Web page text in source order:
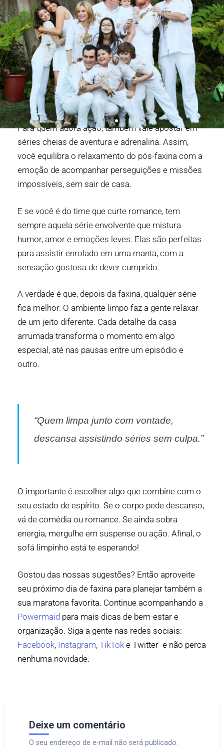
Para quem adora ação, também vale apostar em
séries cheias de aventura e adrenalina. Assim,
você equilibra o relaxamento do pós-faxina com a
emoção de acompanhar perseguições e missões
impossíveis, sem sair de casa.
E se você é do time que curte romance, tem
sempre aquela série envolvente que mistura
humor, amor e emoções leves. Elas são perfeitas
para assistir enrolado em uma manta, com a
sensação gostosa de dever cumprido.
A verdade é que, depois da faxina, qualquer série
fica melhor. O ambiente limpo faz a gente relaxar
de um jeito diferente. Cada detalhe da casa
arrumada transforma o momento em algo
especial, até nas pausas entre um episódio e
outro.
“Quem limpa junto com vontade,
descansa assistindo séries sem culpa.”
O importante é escolher algo que combine com o
seu estado de espírito. Se o corpo pede descanso,
vá de comédia ou romance. Se ainda sobra
energia, mergulhe em suspense ou ação. Afinal, o
sofá limpinho está te esperando!
Gostou das nossas sugestões? Então aproveite
seu próximo dia de faxina para planejar também a
sua maratona favorita. Continue acompanhando a
Powermaid para mais dicas de bem-estar e
organização. Siga a gente nas redes sociais:
Facebook, Instagram, TikTok e Twitter e não perca
nenhuma novidade.
Deixe um comentário
O seu endereço de e-mail não será publicado.